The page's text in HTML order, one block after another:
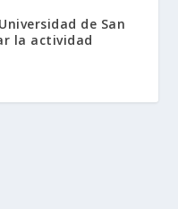
de San
la actividad